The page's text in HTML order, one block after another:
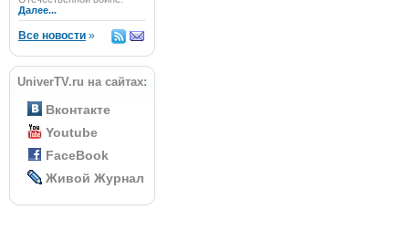
Далее...
Все новости »
UniverTV.ru на сайтах:
Вконтакте
Youtube
FaceBook
Живой Журнал